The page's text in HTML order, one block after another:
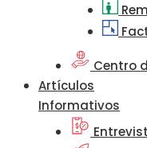
Centro
Artículos
Informativos